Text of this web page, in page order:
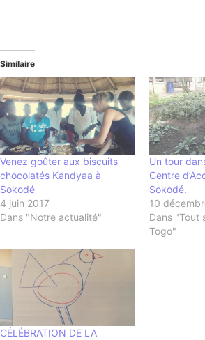
Similaire
Venez goûter aux biscuits
chocolatés Kandyaa à
Sokodé
4 juin 2017
Dans "Notre actualité"
Un tour
Centre
Sokodé.
10
Dans "Tout
Togo"
CÉLÉBRATION DE LA